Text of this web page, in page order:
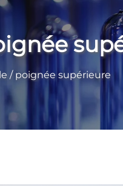
/ poignée supérieure